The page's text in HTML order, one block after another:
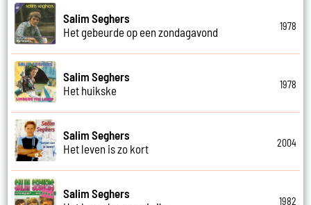
Salim Seghers
Het gebeurde op een zondagavond
1978
Salim Seghers
Het huikske
1978
Salim Seghers
Het leven is zo kort
2004
Salim Seghers
1982